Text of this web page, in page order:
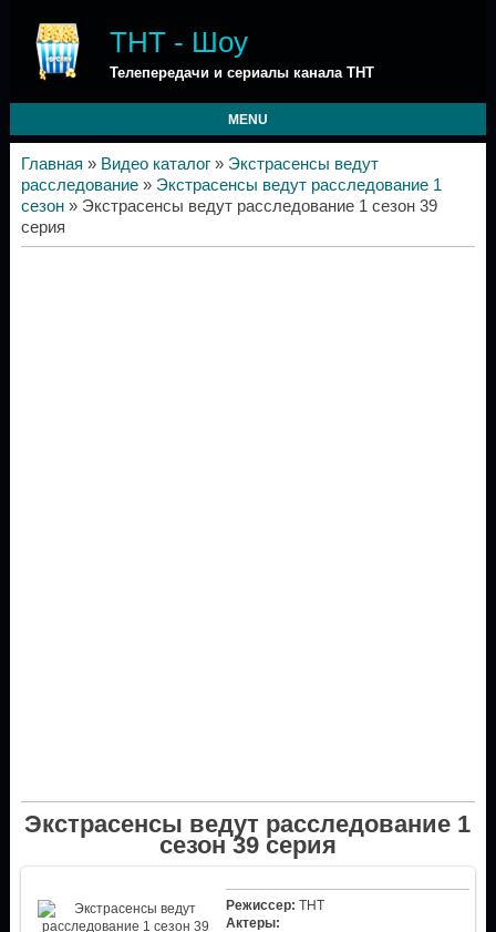
ТНТ - Шоу
Телепередачи и сериалы канала ТНТ
MENU
Главная » Видео каталог» Экстрасенсы ведут
расследование» Экстрасенсы ведут расследование 1
сезон» Экстрасенсы ведут расследование 1 сезон 39
серия
Экстрасенсы ведут расследование 1
сезон 39 серия
Режиссер: ТНТ
Актеры: